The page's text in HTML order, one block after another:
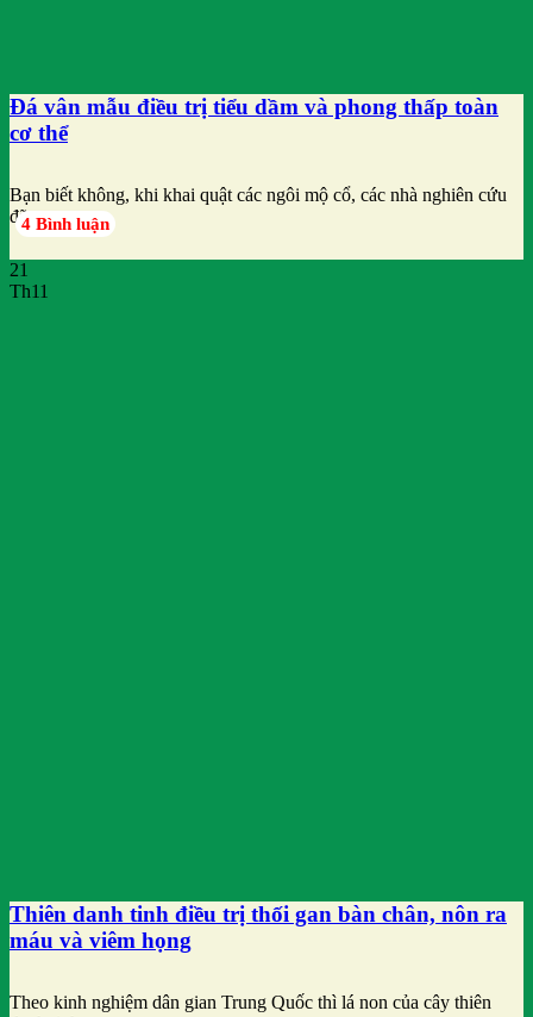
Đá vân mẫu điều trị tiểu dầm và phong thấp toàn
cơ thể
Bạn biết không, khi khai quật các ngôi mộ cổ, các nhà nghiên cứu
đã4 Bình luận
21
Th11
Thiên danh tinh điều trị thối gan bàn chân, nôn ra
máu và viêm họng
Theo kinh nghiệm dân gian Trung Quốc thì lá non của cây thiên